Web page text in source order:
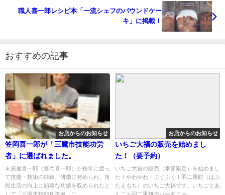
職人喜一郎レシピ本「一流シェフのパウンドケー
キ」に掲載！
おすすめの記事
お店からのお知らせ
笠岡喜一郎が「三鷹市技能功労
者」に選ばれました。
末廣屋喜一郎（笠岡喜一郎）が長年に渡っ
て技能・技術の鍛錬、研鑽に努められ、市
民生活の向上に顕著な功績を収められたと
して「三鷹市技能功労者」に...
お店からのお知らせ
いちご大福の販売を始めまし
た！（要予約）
いちご大福の販売（季節限定）を始めまし
た！やわやわ・ぷくぷく！羽二重餅（はぶ
たえもち）のいちご大福です。いちごとあ
んこと羽二重餅のハーモニー...